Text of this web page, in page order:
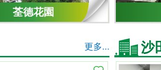
荃德花園
更多... 沙